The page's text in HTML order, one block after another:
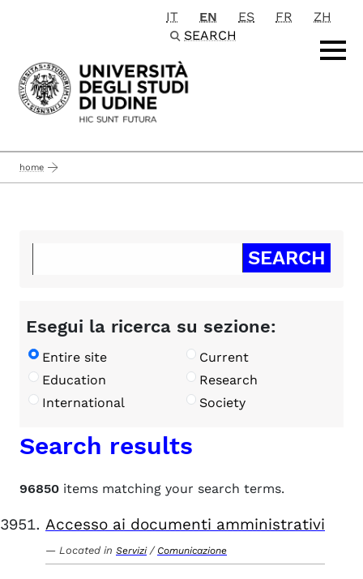
Passa al contenuto principale
IT EN ES FR
ZH
SEARCH
home
Esegui la ricerca su sezione:
Entire site
Current
Education
Research
International
Society
Search results
96850 items matching your search terms.
Accesso ai documenti amministrativi
Located in Servizi / Comunicazione